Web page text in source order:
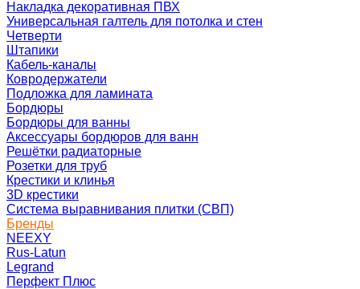
Накладка декоративная ПВХ
Универсальная галтель для потолка и стен
Четверти
Штапики
Кабель-каналы
Ковродержатели
Подложка для ламината
Бордюры
Бордюры для ванны
Аксессуары бордюров для ванн
Решётки радиаторные
Розетки для труб
Крестики и клинья
3D крестики
Система выравнивания плитки (СВП)
Бренды
NEEXY
Rus-Latun
Legrand
Перфект Плюс